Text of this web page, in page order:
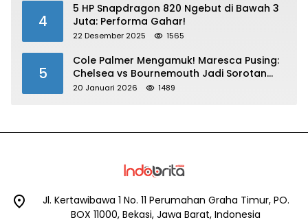
4
5 HP Snapdragon 820 Ngebut di Bawah 3
Juta: Performa Gahar!
22 Desember 2025 1565
5
Cole Palmer Mengamuk! Maresca Pusing:
Chelsea vs Bournemouth Jadi Sorotan
Utama
20 Januari 2026 1489
Jl. Kertawibawa 1 No. 11 Perumahan Graha Timur, PO.
BOX 11000, Bekasi, Jawa Barat, Indonesia